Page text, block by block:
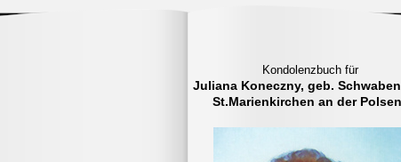
Kondolenzbuch für
Juliana Koneczny, geb.
St.Marienkirchen an der
Sollten Sie im Rahmen dieses
Kondolenzbuchs persönliche Daten
(z.B. Ihren Namen) angeben, sind
im Kondolenzbuch für alle Besucher
Zwecke (weiter-) verarbeitet. Diese